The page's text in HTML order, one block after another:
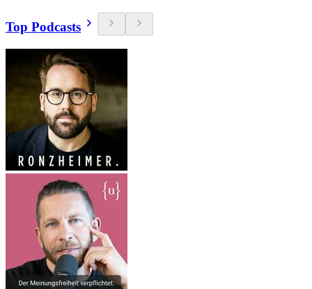
Top Podcasts